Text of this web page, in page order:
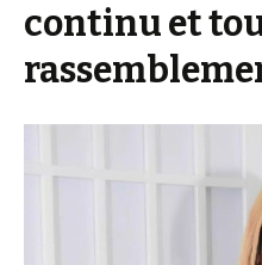
continu et